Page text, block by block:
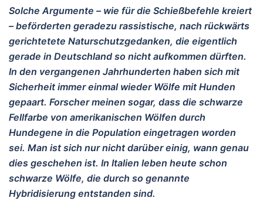
Solche Argumente – wie für die Schießbefehle kreiert
– beförderten geradezu rassistische, nach rückwärts
gerichtetete Naturschutzgedanken, die eigentlich
gerade in Deutschland so nicht aufkommen dürften.
In den vergangenen Jahrhunderten haben sich mit
Sicherheit immer einmal wieder Wölfe mit Hunden
gepaart. Forscher meinen sogar, dass die schwarze
Fellfarbe von amerikanischen Wölfen durch
Hundegene in die Population eingetragen worden
sei. Man ist sich nur nicht darüber einig, wann genau
dies geschehen ist. In Italien leben heute schon
schwarze Wölfe, die durch so genannte
Hybridisierung entstanden sind.